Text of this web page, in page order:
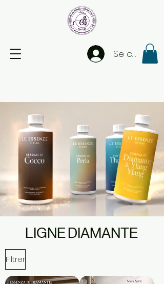
Se
LIGNE DIAMANTE
Filtrer